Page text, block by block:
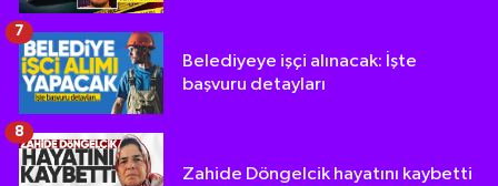
Belediyeye işçi alınacak: İşte
başvuru detayları
7
Zahide Döngelcik hayatını kaybetti
8